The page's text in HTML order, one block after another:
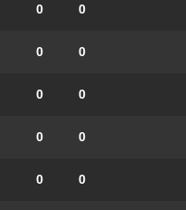
0
0
0
0
0
0
0
0
0
0